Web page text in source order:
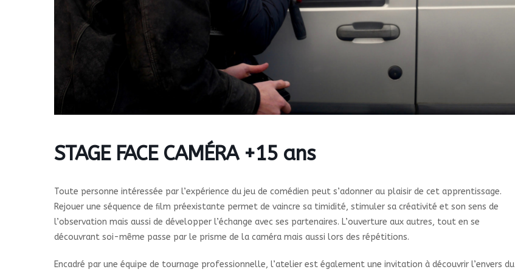
STAGE FACE CAMÉRA +15 ans
Toute personne intéressée par l’expérience du jeu de comédien peut s’adonner au plaisir de cet apprentissage.
Rejouer une séquence de ﬁlm préexistante permet de vaincre sa timidité, stimuler sa créativité et son sens de
l’observation mais aussi de développer l’échange avec ses partenaires. L’ouverture aux autres, tout en se
découvrant soi-même passe par le prisme de la caméra mais aussi lors des répétitions.
Encadré par une équipe de tournage professionnelle, l’atelier est également une invitation à découvrir l’envers du